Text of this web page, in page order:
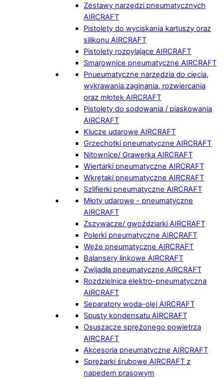
Zestawy narzędzi pneumatycznych
AIRCRAFT
Pistolety do wyciskania kartuszy oraz
silikonu AIRCRAFT
Pistolety rozpylające AIRCRAFT
Smarownice pneumatyczne AIRCRAFT
Pnueumatyczne narzędzia do cięcia,
wykrawania,zaginania, rozwiercania
oraz młotek AIRCRAFT
Pistolety do sodowania / piaskowania
AIRCRAFT
Klucze udarowe AIRCRAFT
Grzechotki pneumatyczne AIRCRAFT
Nitownice/ Grawerka AIRCRAFT
Wiertarki pneumatyczne AIRCRAFT
Wkrętaki pneumatyczne AIRCRAFT
Szlifierki pneumatyczne AIRCRAFT
Młoty udarowe - pneumatyczne
AIRCRAFT
Zszywacze/ gwoździarki AIRCRAFT
Polerki pneumatyczne AIRCRAFT
Węże pneumatyczne AIRCRAFT
Balansery linkowe AIRCRAFT
Zwijadła pneumatyczne AIRCRAFT
Rozdzielnica elektro-pneumatyczna
AIRCRAFT
Separatory woda-olej AIRCRAFT
Spusty kondensatu AIRCRAFT
Osuszacze sprężonego powietrza
AIRCRAFT
Akcesoria pneumatyczne AIRCRAFT
Sprężarki śrubowe AIRCRAFT z
napędem prasowym